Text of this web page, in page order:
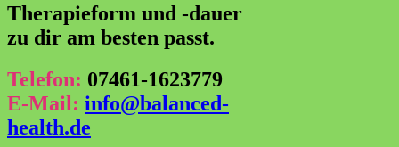
Therapieform und -dauer
zu dir am besten passt.
Telefon: 07461-1623779
E-Mail: info@balanced-
health.de